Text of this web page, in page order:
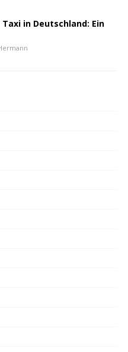
in Deutschland: Ein